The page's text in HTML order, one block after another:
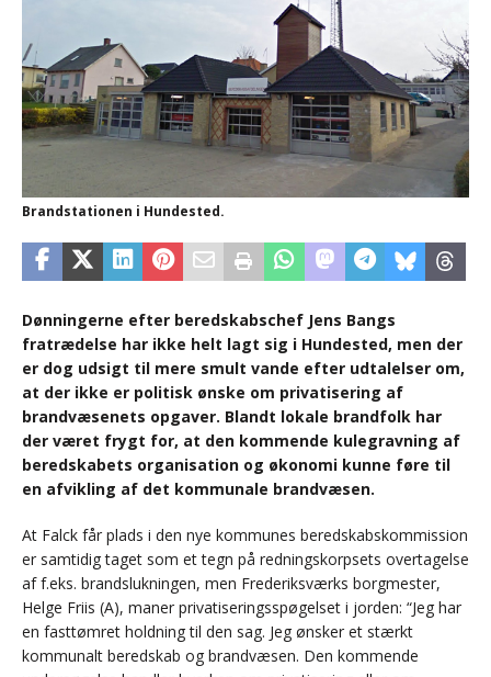
Brandstationen i Hundested.
Dønningerne efter beredskabschef Jens Bangs
fratrædelse har ikke helt lagt sig i Hundested, men der
er dog udsigt til mere smult vande efter udtalelser om,
at der ikke er politisk ønske om privatisering af
brandvæsenets opgaver. Blandt lokale brandfolk har
der været frygt for, at den kommende kulegravning af
beredskabets organisation og økonomi kunne føre til
en afvikling af det kommunale brandvæsen.
At Falck får plads i den nye kommunes beredskabskommission
er samtidig taget som et tegn på redningskorpsets overtagelse
af f.eks. brandslukningen, men Frederiksværks borgmester,
Helge Friis (A), maner privatiseringsspøgelset i jorden: “Jeg har
en fasttømret holdning til den sag. Jeg ønsker et stærkt
kommunalt beredskab og brandvæsen. Den kommende